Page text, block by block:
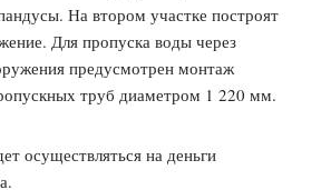
На втором участке построят
Для пропуска воды через
предусмотрен монтаж
труб диаметром 1 220 мм.
осуществляться на деньги